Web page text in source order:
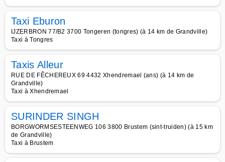
Taxi Eburon
IJZERBRON 77/B2 3700 Tongeren (tongres) (à 14 km de Grandville)
Taxi à Tongres
Taxis Alleur
RUE DE FÊCHEREUX 69 4432 Xhendremael (ans) (à 14 km de
Grandville)
Taxi à Xhendremael
SURINDER SINGH
BORGWORMSESTEENWEG 106 3800 Brustem (sint-truiden) (à 15 km
de Grandville)
Taxi à Brustem